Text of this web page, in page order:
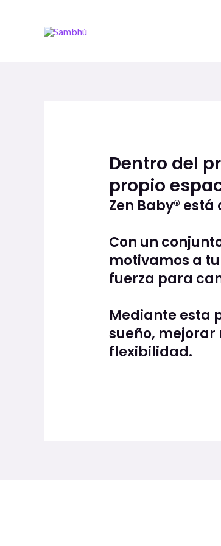
Dentro del
propio
Zen Baby®
Con un
motivamos a
fuerza para
Mediante esta
sueño,
flexibilidad.